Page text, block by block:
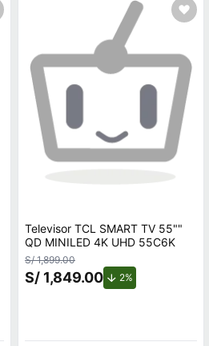
Televisor TCL SMART TV 55""
QD MINILED 4K UHD 55C6K
S/ 1,899.00
S/ 1,849.00 2%de descuento.